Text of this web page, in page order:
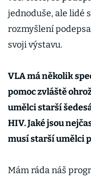
jednoduše, ale lidé
rozmyšlení
svoji výstavu.
VLA má několik
pomoc zvláště
umělci starší
HIV. Jaké jsou
musí starší umělci
Mám ráda náš